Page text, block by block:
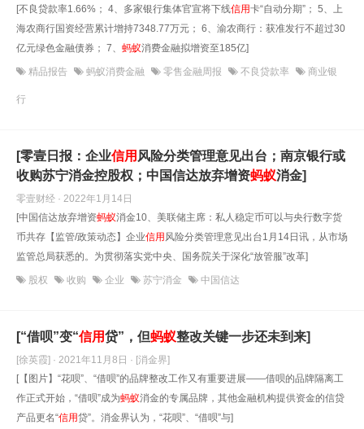
[不良贷款率1.66%； 4、多家银行集体官宣将下线信用卡“自动分期”； 5、上
海农商行国资经营累计增持7348.77万元； 6、渝农商行：获准发行不超过30
亿元绿色金融债券； 7、 蚂蚁消费金融拟增资至185亿]
精品报告 蚂蚁消费金融 零售金融周报 不良贷款率 商业银
行
[零壹日报：企业信用 风险分类管理意见出台；南京银行或
收购苏宁消金控股权；中国信达放弃增资蚂蚁消金]
零壹财经 · 2022年1月14日
[中国信达放弃增资蚂蚁消金10、美联储主席：私人稳定币可以与央行数字货
币共存【监管/政策动态】企业信用风险分类管理意见出台1月14日讯，从市场
监管总局获悉的。为贯彻落实党中央、国务院关于深化“放管服”改革]
股权 收购 企业 苏宁消金 中国信达
[“借呗”变“信用贷”，但蚂蚁整改关键一步还未到来]
[徐英霞] · 2021年11月8日 · [消金界]
[【图片】“花呗”、“借呗”的品牌整改工作又有重要进展——借呗的品牌隔离工
作正式开始，“借呗”成为蚂蚁消金的专属品牌，其他金融机构提供资金的信贷
产品更名“信用贷”。消金界认为，“花呗”、“借呗”与]